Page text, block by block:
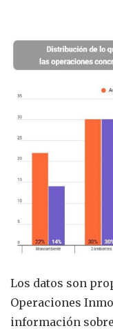
Los datos son
Operaciones
información